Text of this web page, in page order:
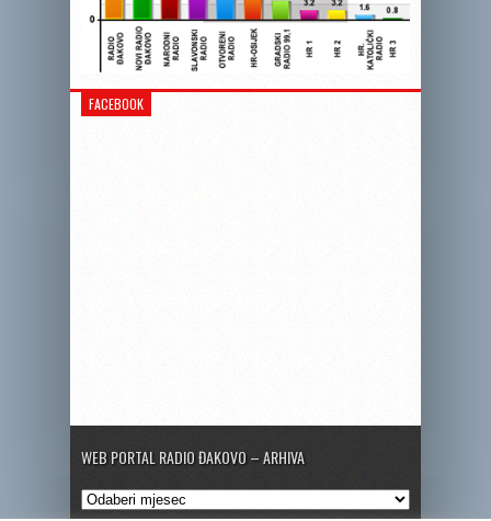
FACEBOOK
WEB PORTAL RADIO ĐAKOVO – ARHIVA
Web
portal